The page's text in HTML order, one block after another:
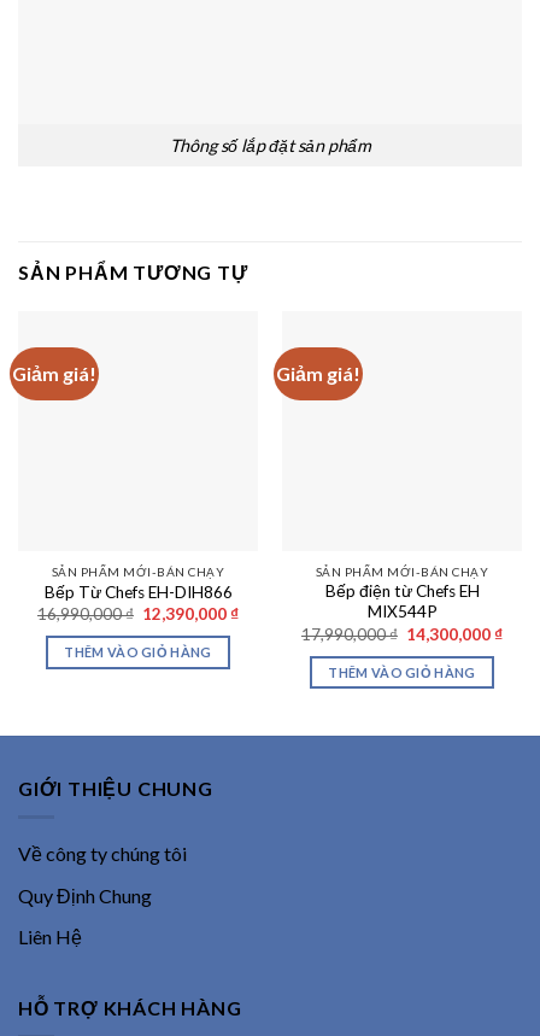
Thông số lắp đặt sản phẩm
SẢN PHẨM TƯƠNG TỰ
Giảm giá!
SẢN PHẨM MỚI-BÁN CHẠY
Bếp Từ Chefs EH-DIH866
16,990,000₫ Giá
gốc
là:
16,990,000 ₫.
12,390,000 ₫Giá
12,390,000 ₫.
THÊM VÀO GIỎ HÀNG
Giảm giá!
SẢN PHẨM MỚI-BÁN CHẠY
Bếp điện từ Chefs EH
MIX544P
17,990,000₫ Giá
gốc
là:
17,990,000 ₫.
14,300,000 ₫Giá
THÊM VÀO GIỎ HÀNG
GIỚI THIỆU CHUNG
Về công ty chúng tôi
Quy Định Chung
Liên Hệ
HỖ TRỢ KHÁCH HÀNG